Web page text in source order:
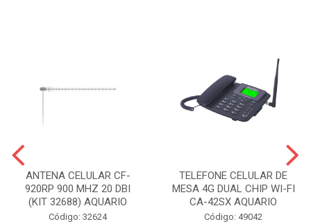
ANTENA CELULAR CF-
920RP 900 MHZ 20 DBI
(KIT 32688) AQUARIO
Código: 32624
TELEFONE CELULAR DE
MESA 4G DUAL CHIP WI-FI
CA-42SX AQUARIO
Código: 49042